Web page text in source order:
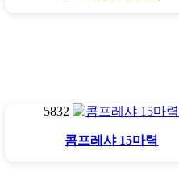
5832
콤프레샤 15마력